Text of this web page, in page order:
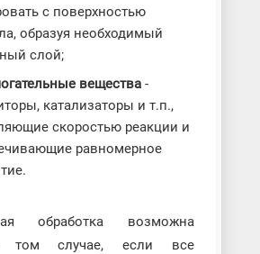
с поверхностью
образуя необходимый
слой;
вещества-
катализаторы и т.п.,
скоростью реакции и
равномерное
обработка возможна
том случае, если все